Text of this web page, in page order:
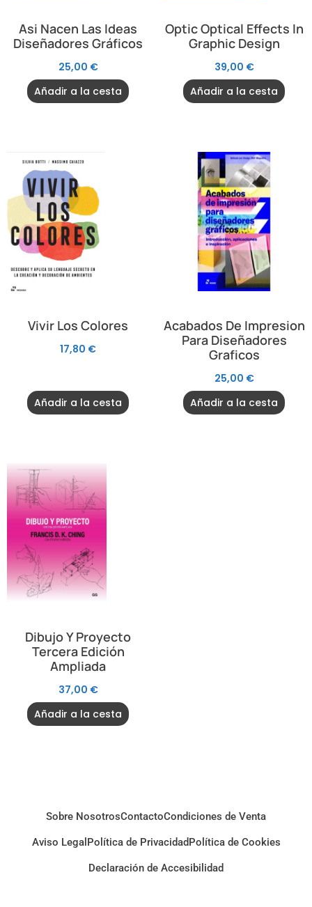
Asi Nacen Las Ideas
Diseñadores Gráficos
25,00 €
Añadir a la cesta
Optic Optical Effects In
Graphic Design
39,00 €
Añadir a la cesta
Vivir Los Colores
17,80 €
Añadir a la cesta
Acabados De Impresion
Para Diseñadores
Graficos
25,00 €
Añadir a la cesta
Dibujo Y Proyecto
Tercera Edición
Ampliada
37,00 €
Añadir a la cesta
Sobre NosotrosContactoCondiciones de Venta
Aviso Legal Política de PrivacidadPolítica de Cookies
Declaración de Accesibilidad